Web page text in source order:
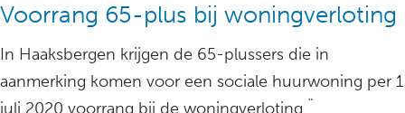
Voorrang 65-plus bij woningverloting
In Haaksbergen krijgen de 65-plussers die in
aanmerking komen voor een sociale huurwoning per 1
juli 2020 voorrang bij de woningverloting.¨